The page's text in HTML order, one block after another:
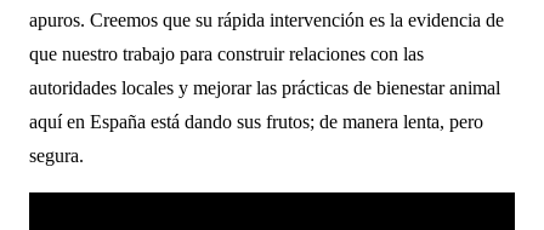
apuros. Creemos que su rápida intervención es la evidencia de
que nuestro trabajo para construir relaciones con las
autoridades locales y mejorar las prácticas de bienestar animal
aquí en España está dando sus frutos; de manera lenta, pero
segura.